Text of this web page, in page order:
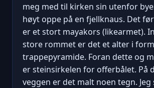
meg med til kirken sin utenfor
høyt oppe på en fjellknaus. Det
er et stort mayakors (likearmet).
store rommet er det et alter i
trappepyramide. Foran dette og
er steinsirkelen for offerbålet. På
veggen er det malt noen tegn. Jeg